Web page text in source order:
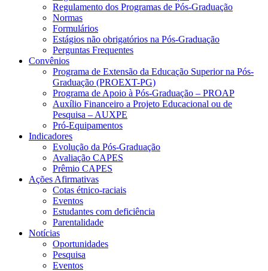
Regulamento dos Programas de Pós-Graduação
Normas
Formulários
Estágios não obrigatórios na Pós-Graduação
Perguntas Frequentes
Convênios
Programa de Extensão da Educação Superior na Pós-
Graduação (PROEXT-PG)
Programa de Apoio à Pós-Graduação – PROAP
Auxílio Financeiro a Projeto Educacional ou de
Pesquisa – AUXPE
Pró-Equipamentos
Indicadores
Evolução da Pós-Graduação
Avaliação CAPES
Prêmio CAPES
Ações Afirmativas
Cotas étnico-raciais
Eventos
Estudantes com deficiência
Parentalidade
Notícias
Oportunidades
Pesquisa
Eventos